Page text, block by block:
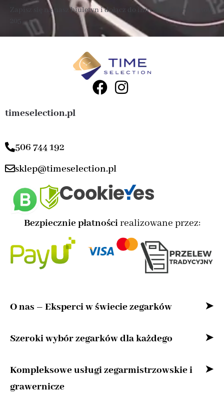
Zapisz się na nasz biuletyn i dołącz do innych subskrybentów
timeselection.pl
506 744 192
sklep@timeselection.pl
Bezpiecznie płatnościrealizowane przez:
O nas – Eksperci w świecie zegarków
Witaj w naszym sklepie internetowym –
zegarków oraz osobach, które cenią precyzję,
niezawodną jakość i ponadczasową klasykę.
Szeroki wybór zegarków dla każdego
Bez względu na to, czy szukasz zegarka
klasycznego, nowoczesnego zegarka
Kompleksowe usługi zegarmistrzowskie i
grawernicze